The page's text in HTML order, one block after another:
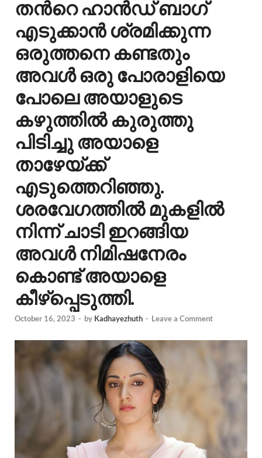
തന്‍റെ ഹാന്‍ഡ് ബാഗ്
എടുക്കാന്‍ ശ്രമിക്കുന്ന
ഒരുത്തനെ കണ്ടതും
അവള്‍ ഒരു പോരാളിയെ
പോലെ അയാളുടെ
കഴുത്തില്‍ കുരുത്തു
പിടിച്ചു അയാളെ
താഴേയ്ക്ക്
എടുത്തെറിഞ്ഞു.
ശരവേഗത്തില്‍ മുകളില്‍
നിന്ന് ചാടി ഇറങ്ങിയ
അവള്‍ നിമിഷനേരം
കൊണ്ട് അയാളെ
കീഴ്പ്പെടുത്തി.
October 16, 2023 - by Kadhayezhuth - Leave a Comment